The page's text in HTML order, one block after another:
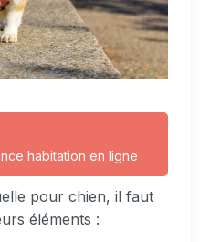
habitation en ligne
pour chien, il faut
éléments :